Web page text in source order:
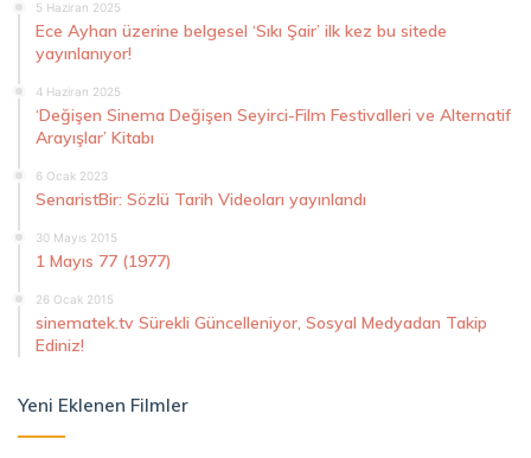
5 Haziran 2025
Ece Ayhan üzerine belgesel ‘Sıkı Şair’ ilk kez bu sitede
yayınlanıyor!
4 Haziran 2025
‘Değişen Sinema Değişen Seyirci-Film Festivalleri ve Alternatif
Arayışlar’ Kitabı
6 Ocak 2023
SenaristBir: Sözlü Tarih Videoları yayınlandı
30 Mayıs 2015
1 Mayıs 77 (1977)
26 Ocak 2015
sinematek.tv Sürekli Güncelleniyor, Sosyal Medyadan Takip
Ediniz!
Yeni Eklenen Filmler